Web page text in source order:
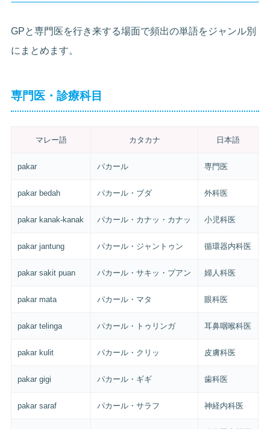
GPと専門医を行き来する場面で頻出の単語をジャンル別
にまとめます。
専門医・診療科目
マレー語 カタカナ 日本語
pakar パカール 専門医
pakar bedah パカール・ブダ 外科医
pakar kanak-kanak パカール・カナッ・カナッ 小児科医
pakar jantung パカール・ジャントゥン 循環器内科医
pakar sakit puan パカール・サキッ・プアン 婦人科医
pakar mata パカール・マタ 眼科医
pakar telinga パカール・トゥリンガ 耳鼻咽喉科医
pakar kulit パカール・クリッ 皮膚科医
pakar gigi パカール・ギギ 歯科医
pakar saraf パカール・サラフ 神経内科医